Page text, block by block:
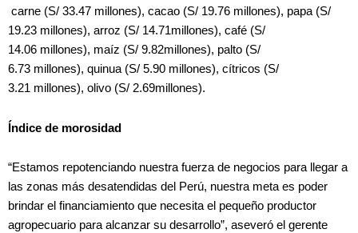
carne (S/ 33.47 millones), cacao (S/ 19.76 millones), papa (S/
19.23 millones), arroz (S/ 14.71millones), café (S/
14.06 millones), maíz (S/ 9.82millones), palto (S/
6.73 millones), quinua (S/ 5.90 millones), cítricos (S/
3.21 millones), olivo (S/ 2.69millones).
Índice de morosidad
“Estamos repotenciando nuestra fuerza de negocios para llegar a
las zonas más desatendidas del Perú, nuestra meta es poder
brindar el financiamiento que necesita el pequeño productor
agropecuario para alcanzar su desarrollo”, aseveró el gerente